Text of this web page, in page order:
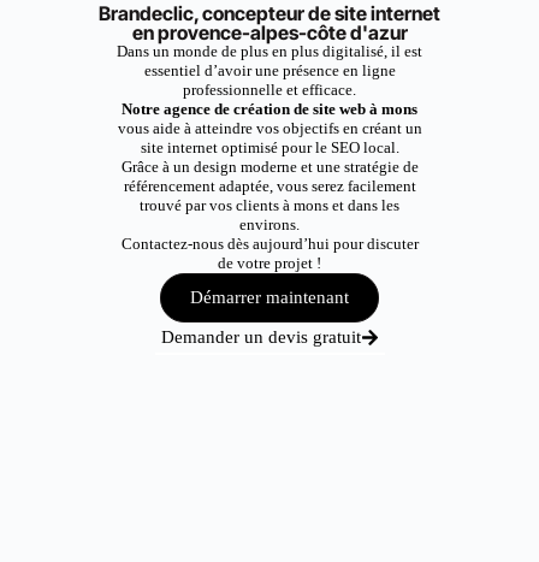
Brandeclic, concepteur de site internet
en provence-alpes-côte d'azur
Dans un monde de plus en plus digitalisé, il est
essentiel d’avoir une présence en ligne
professionnelle et efficace.
Notre agence de création de site web à mons
vous aide à atteindre vos objectifs en créant un
site internet optimisé pour le SEO local.
Grâce à un design moderne et une stratégie de
référencement adaptée, vous serez facilement
trouvé par vos clients à mons et dans les
environs.
Contactez-nous dès aujourd’hui pour discuter
de votre projet !
Démarrer maintenant
Demander un devis gratuit